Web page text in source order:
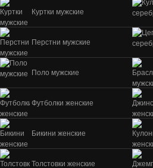
Куртки мужские
Перстни мужские
Поло мужские
Футболки женские
Бикини женские
Толстовки женские